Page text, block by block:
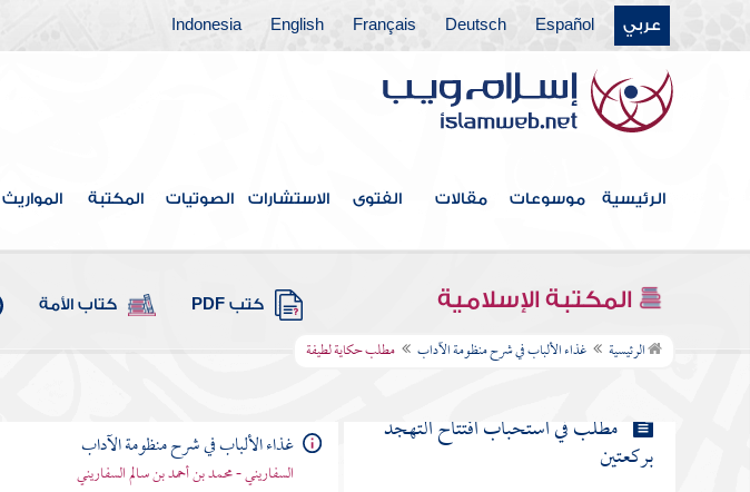
عربي Español
Deutsch
Français
English
Indonesia
الرئيسية موسوعات مقالات الفتوى الاستشارات الصوتيات المكتبة المواريث
المكتبة الإسلامية كتب PDF كتاب الأمة
الرئيسية غذاء الألباب في شرح منظومة الآداب مطلب حكاية لطيفة
مطلب في كف اللسان عن الفحشاء
مطلب ينبغي تحصين الجوارح عن
الفحشاء كلها
مطلب في المحافظة على أداء الفروض
مطلب حكاية لطيفة
مطلب في استحباب افتتاح التهجد
بركعتين
غذاء الألباب في شرح منظومة الآداب
السفاريني - محمد بن أحمد بن سالم السفاريني